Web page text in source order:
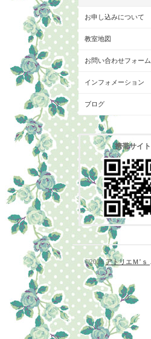
お申し込みについて
教室地図
お問い合わせフォーム
インフォメーション
ブログ
携帯サイト
©2026アトリエＭ’ｓ